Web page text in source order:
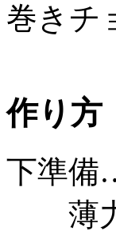
巻きチ
作り方
下準備
薄力